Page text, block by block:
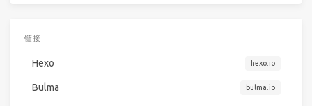
链接
Hexo hexo.io
Bulma bulma.io